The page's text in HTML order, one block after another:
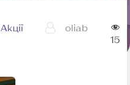
Акції
oliab
15